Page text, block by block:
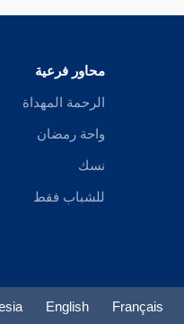
محاور فرعية
الرحمة المهداة
واحة رمضان
نسك
للشباب فقط
Français
English